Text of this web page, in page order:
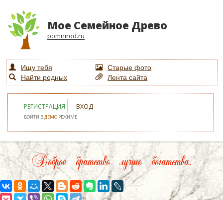
Мое Семейное Древо
pomnirod.ru
Ищу тебя
Старые фото
Найти родных
Лента сайта
РЕГИСТРАЦИЯ ВХОД
ВОЙТИ ВДЕМО РЕЖИМЕ
Доброе братство лучше богатства.